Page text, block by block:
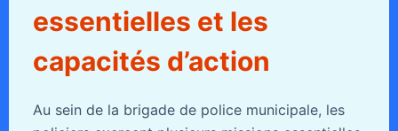
essentielles et les
capacités d’action
Au sein de la brigade de police municipale, les